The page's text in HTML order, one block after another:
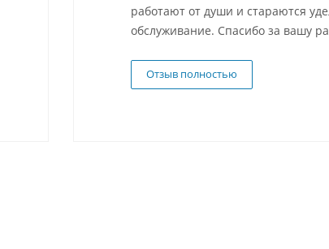
работают от души и стараются
обслуживание. Спасибо за вашу
Отзыв полностью